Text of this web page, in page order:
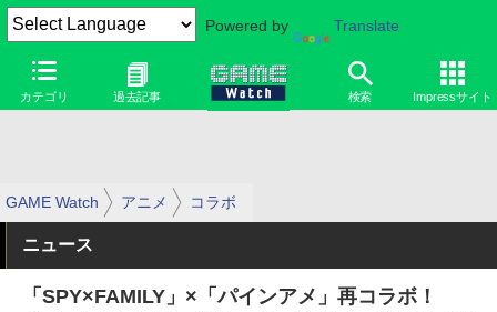
Powered by Translate
カテゴリ 過去記事 検索 Impressサイト
GAME Watch アニメ コラボ
ニュース
「SPY×FAMILY」×「パインアメ」再コラボ！